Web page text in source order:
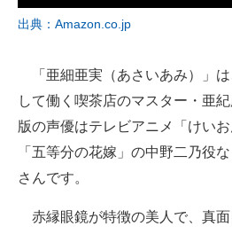
出典：Amazon.co.jp
「亜細亜実（あさいあみ）」は
して働く喫茶店のマスター・亜
版の声優はテレビアニメ「けい
「五等分の花嫁」の中野二乃役
さんです。
赤縁眼鏡が特徴の美人で、真